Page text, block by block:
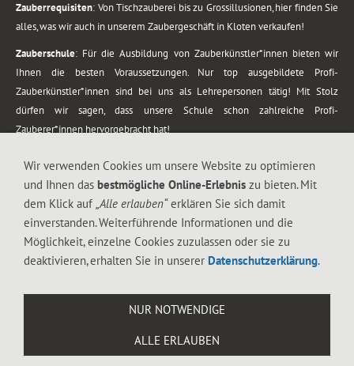
Zauberrequisiten: Von Tischzauberei bis zu Grossillusionen, hier finden Sie
alles, was wir auch in unserem Zaubergeschäft in Kloten verkaufen!
Zauberschule: Für die Ausbildung von Zauberkünstler*innen bieten wir
Ihnen die besten Voraussetzungen. Nur top ausgebildete Profi-
Zauberkünstler*innen sind bei uns als Lehrepersonen tätig! Mit Stolz
dürfen wir sagen, dass unsere Schule schon zahlreiche Profi-
Zauberer*innen hervorgebracht hat!
vom Kinderprogramm bis zur Tischzauberei. Lassen Sie sich faszinieren von
meiner Zauber-Sprech-Show, angerührt mit sprachlichen Sequenzen,
gewürzt mit Gags und visuellen Illusionen wie Kaninchen, Vasen, Seilen,
Flughafenstrasse 4, 8302 Kloten
Wir verwenden Cookies um unsere Website zu optimieren
und Ihnen das bestmögliche Online-Erlebnis zu bieten. Mit
dem Klick auf „Alle erlauben“erklären Sie sich damit
einverstanden. Weiterführende Informationen und die
Möglichkeit, einzelne Cookies zuzulassen oder sie zu
deaktivieren, erhalten Sie in unserer Datenschutzerklärung.
NUR NOTWENDIGE
ALLE ERLAUBEN